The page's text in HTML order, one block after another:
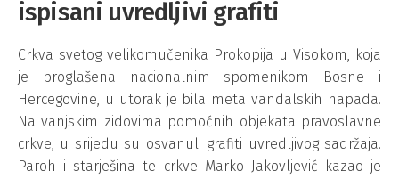
ispisani uvredljivi grafiti
Crkva svetog velikomučenika Prokopija u Visokom, koja
je proglašena nacionalnim spomenikom Bosne i
Hercegovine, u utorak je bila meta vandalskih napada.
Na vanjskim zidovima pomoćnih objekata pravoslavne
crkve, u srijedu su osvanuli grafiti uvredljivog sadržaja.
Paroh i starješina te crkve Marko Jakovljević kazao je